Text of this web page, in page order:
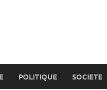
POLITIQUE SOCIETE